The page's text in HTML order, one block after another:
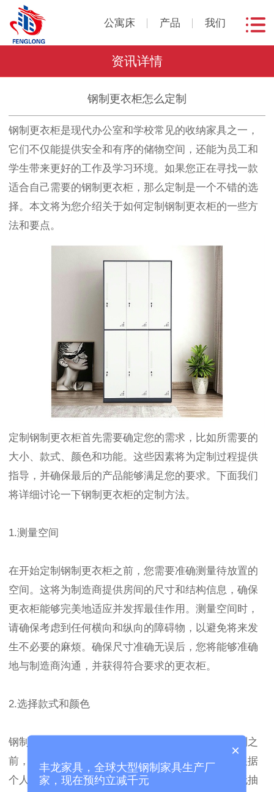
公寓床 产品 我们
资讯详情
钢制更衣柜怎么定制
钢制更衣柜是现代办公室和学校常见的收纳家具之一，
它们不仅能提供安全和有序的储物空间，还能为员工和
学生带来更好的工作及学习环境。如果您正在寻找一款
适合自己需要的钢制更衣柜，那么定制是一个不错的选
择。本文将为您介绍关于如何定制钢制更衣柜的一些方
法和要点。
定制钢制更衣柜首先需要确定您的需求，比如所需要的
大小、款式、颜色和功能。这些因素将为定制过程提供
指导，并确保最后的产品能够满足您的要求。下面我们
将详细讨论一下钢制更衣柜的定制方法。
1.测量空间
在开始定制钢制更衣柜之前，您需要准确测量待放置的
空间。这将为制造商提供房间的尺寸和结构信息，确保
更衣柜能够完美地适应并发挥最佳作用。测量空间时，
请确保考虑到任何横向和纵向的障碍物，以避免将来发
生不必要的麻烦。确保尺寸准确无误后，您将能够准确
地与制造商沟通，并获得符合要求的更衣柜。
2.选择款式和颜色
钢制更衣柜有多种款式和颜色可供选择，所以在定制之
前，请确保对这些方面做出明确的决策。款式可以根据
个人喜好和实际需求来选择，比如单门或双门、有无抽
×
丰龙家具，全球大型钢制家具生产厂
家，现在预约立减千元